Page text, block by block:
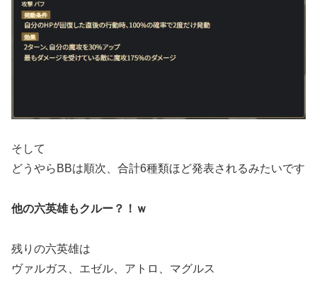
そして
どうやらBBは順次、合計6種類ほど発表されるみたいです
他の六英雄もクルー？！ｗ
残りの六英雄は
ヴァルガス、エゼル、アトロ、マグルス